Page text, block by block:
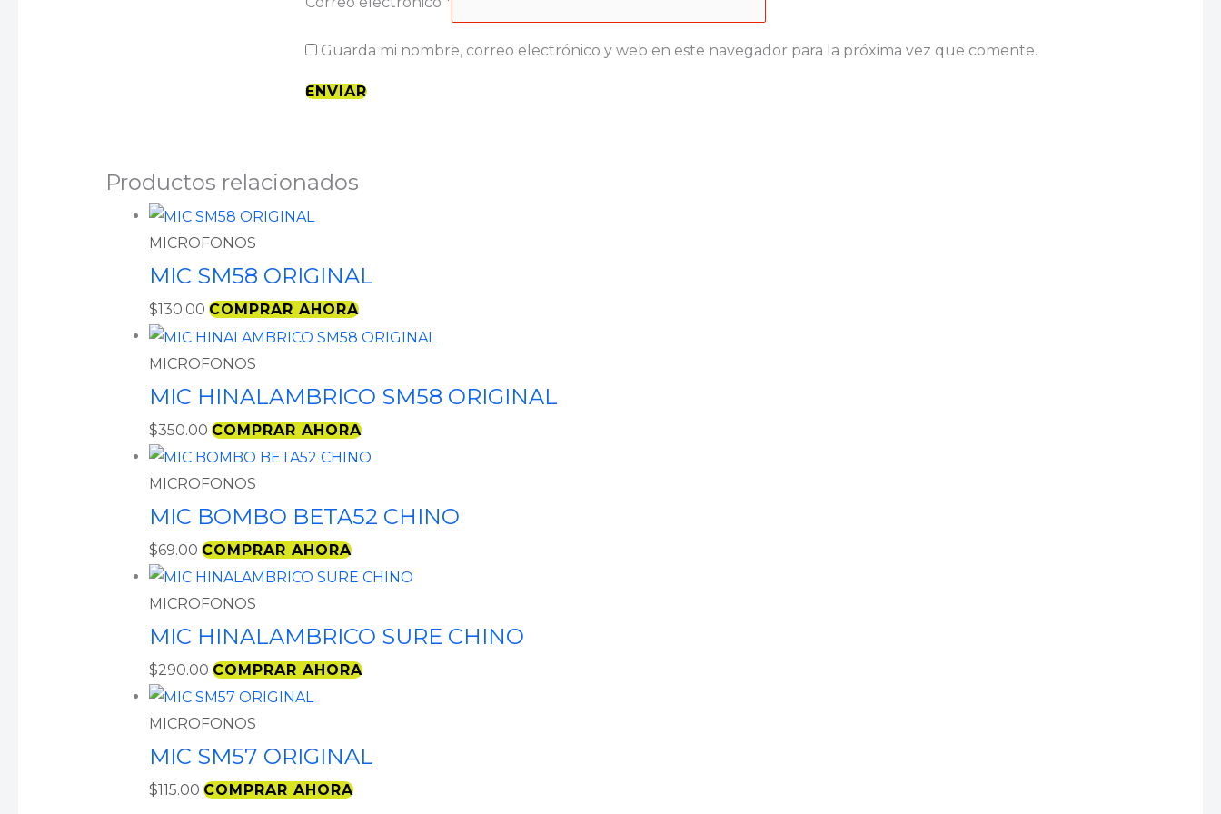
Guarda mi nombre, correo electrónico y web en este navegador para la próxima vez que comente.
Productos relacionados
MICROFONOS
MIC SM58 ORIGINAL
$130.00 COMPRAR AHORA
MICROFONOS
MIC HINALAMBRICO SM58 ORIGINAL
$350.00 COMPRAR AHORA
MICROFONOS
MIC BOMBO BETA52 CHINO
$69.00 COMPRAR AHORA
MICROFONOS
MIC HINALAMBRICO SURE CHINO
$290.00 COMPRAR AHORA
MICROFONOS
MIC SM57 ORIGINAL
$115.00 COMPRAR AHORA